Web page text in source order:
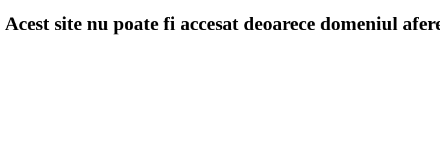
Acest site nu poate fi accesat deoarece domeniul